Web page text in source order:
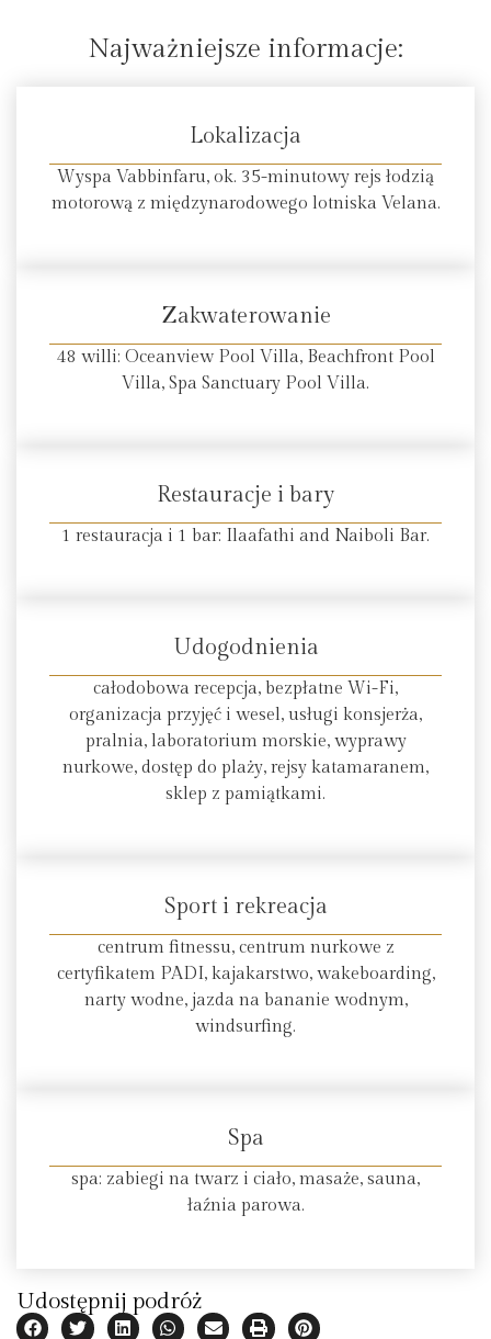
Najważniejsze informacje:
Lokalizacja
Wyspa Vabbinfaru, ok. 35-minutowy rejs łodzią
motorową z międzynarodowego lotniska Velana.
Zakwaterowanie
48 willi: Oceanview Pool Villa, Beachfront Pool
Villa, Spa Sanctuary Pool Villa.
Restauracje i bary
1 restauracja i 1 bar: Ilaafathi and Naiboli Bar.
Udogodnienia
całodobowa recepcja, bezpłatne Wi-Fi,
organizacja przyjęć i wesel, usługi konsjerża,
pralnia, laboratorium morskie, wyprawy
nurkowe, dostęp do plaży, rejsy katamaranem,
sklep z pamiątkami.
Sport i rekreacja
centrum fitnessu, centrum nurkowe z
certyfikatem PADI, kajakarstwo, wakeboarding,
narty wodne, jazda na bananie wodnym,
windsurfing.
Spa
spa: zabiegi na twarz i ciało, masaże, sauna,
łaźnia parowa.
Udostępnij podróż